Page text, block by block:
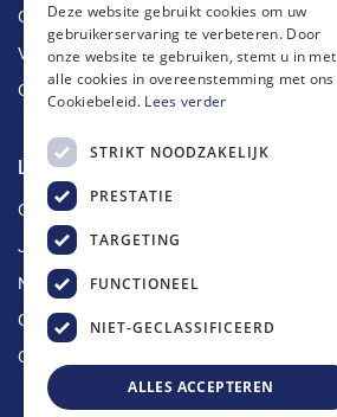
Ontstoppingen
Vetputten
Ontkalking
Longin Service
Over ons
Jobs
Nieuws
Contact
Offerte aanvragen
Deze website gebruikt cookies om uw
gebruikerservaring te verbeteren. Door
onze website te gebruiken, stemt u in met
alle cookies in overeenstemming met ons
Cookiebeleid. Lees verder
STRIKT NOODZAKELIJK
PRESTATIE
TARGETING
FUNCTIONEEL
NIET-GECLASSIFICEERD
ALLES ACCEPTEREN